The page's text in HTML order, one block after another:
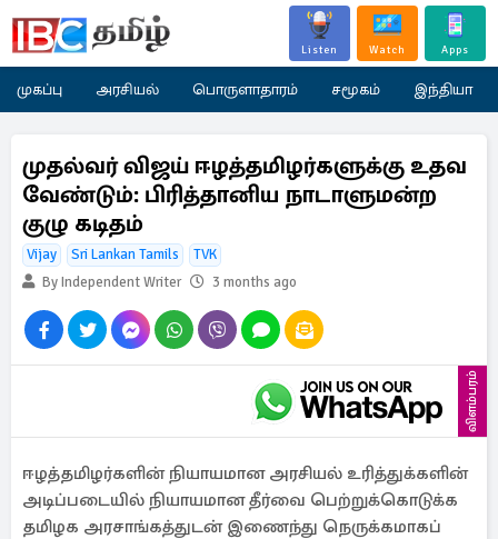
Listen Watch Apps
முகப்பு அரசியல் பொருளாதாரம் சமூகம் இந்தியா
முதல்வர் விஜய் ஈழத்தமிழர்களுக்கு உதவ
வேண்டும்: பிரித்தானிய நாடாளுமன்ற
குழு கடிதம்
Vijay Sri Lankan Tamils
TVK
By Independent Writer
3 months ago
விளம்பரம்
ஈழத்தமிழர்களின் நியாயமான அரசியல் உரித்துக்களின்
அடிப்படையில் நியாயமான தீர்வை பெற்றுக்கொடுக்க
தமிழக அரசாங்கத்துடன் இணைந்து நெருக்கமாகப்